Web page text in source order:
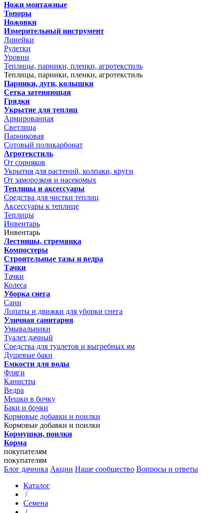
Ножи монтажные
Топоры
Ножовки
Измерительный инструмент
Линейки
Рулетки
Уровни
Теплицы, парники, пленки, агротекстиль
Теплицы, парники, пленки, агротекстиль
Парники, дуги, колышки
Сетка затеняющая
Грядки
Укрытие для теплиц
Армированная
Светлица
Парниковая
Сотовый поликарбонат
Агротекстиль
От сорняков
Укрытия для растений, колпаки, круги
От заморозков и насекомых
Теплицы и аксессуары
Средства для чистки теплиц
Аксессуары к теплице
Теплицы
Инвентарь
Инвентарь
Лестницы, стремянка
Компостеры
Строительные тазы и ведра
Тачки
Тачки
Колеса
Уборка снега
Сани
Лопаты и движки для уборки снега
Уличная санитария
Умывальники
Туалет дачный
Средства для туалетов и выгребных ям
Душевые баки
Емкости для воды
Фляги
Канистра
Ведра
Мешки в бочку
Баки и бочки
Кормовые добавки и поилки
Кормовые добавки и поилки
Кормушки, поилки
Корма
покупателям
покупателям
Блог дачника Акции Наше сообщество Вопросы и ответы
Каталог
/
Семена